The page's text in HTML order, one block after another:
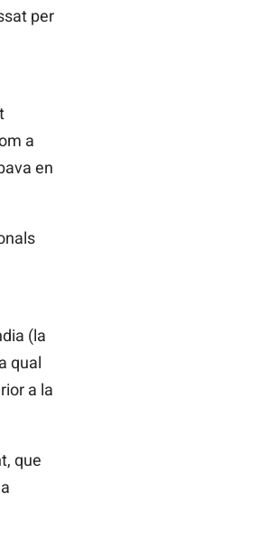
per
a
en
(la
qual
a la
que